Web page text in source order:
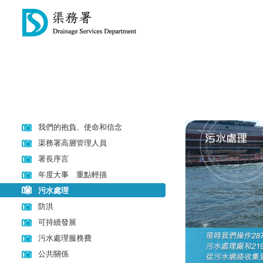
我們的抱負、使命和信念
渠務署高層管理人員
署長序言
年度大事 重點輕描
污水處理
防洪
可持續發展
污水處理服務費
公共關係